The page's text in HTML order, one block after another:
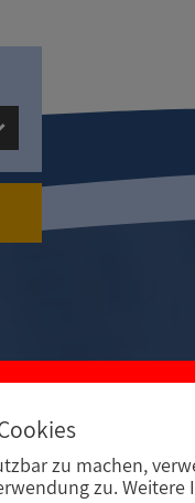
Spielleite 12
zu machen,
zu.